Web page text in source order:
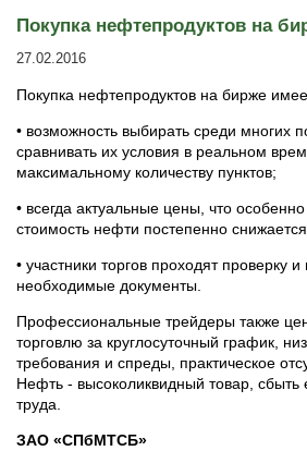
Покупка нефтепродуктов на
27.02.2016
Покупка нефтепродуктов на бирже
• возможность выбирать среди многих
сравнивать их условия в реальном
максимальному количеству пунктов;
• всегда актуальные цены, что
стоимость нефти постепенно
• участники торгов проходят проверку
необходимые документы.
Профессиональные трейдеры также
торговлю за круглосуточный график,
требования и спреды, практическое
Нефть - высоколиквидный товар, сбыть
труда.
ЗАО «СПбМТСБ»